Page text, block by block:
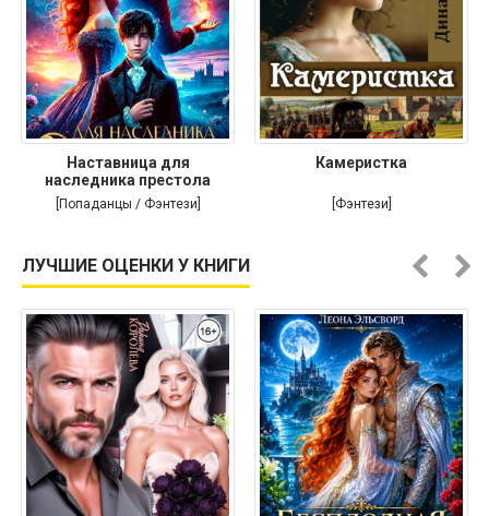
Наставница для
наследника престола
[Попаданцы / Фэнтези]
Камеристка
[Фэнтези]
ЛУЧШИЕ ОЦЕНКИ У КНИГИ